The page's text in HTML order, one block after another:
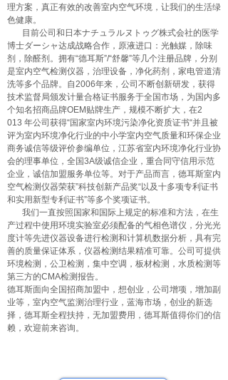
理方案，真正有效的改善室内空气环境，让我们的生活绿
色健康。
目前公司和日本ナチュラルヌトゥグ株式会社的医学
博士ダーシャ达成战略合作，原液进口：光触媒，除味
剂，除醛剂。拥有“德耳斯”/“舒馨”等几个注册品牌，分别
是室内空气检测仪器，治理设备，净化药剂，家电管道清
洗等多个品牌。自2006年来，公司不断创新研发，获得
技术监督局颁发计量合格证书服务于全国市场，为国内多
个知名招商品牌OEM贴牌生产，规模不断扩大，在2
013 年公司获得“国家室内环境污染净化资质证书“并且被
评为室内环境净化行业的中小学室内空气质量和环保企业
商务诚信等级评价参编单位，江苏省室内环境净化行业协
会的理事单位，全国3A级诚信企业，重合同守信用示范
企业，诚信加盟服务单位等。对于产品而言，德耳斯室内
空气检测仪器荣获”科技创新产品奖“以及十多项专利证书
和实用新型专利证书”等多个奖项证书。
我们一直按照国家和国际上规定的标准和方法，在生
产过程中使用环境实验室必须配备的气相色谱仪，分光光
度计等先进仪器设备进行检测和计算机数据分析，具有完
善的质量保证体系，仪器检测结果精准可靠。公司可提供
环境检测，公卫检测，集中空调，板材检测，水质检测等
第三方的CMA检测报告。
德耳斯面向全国招商加盟中，想创业，公司增项，增加副
业等，室内空气监测治理行业，蓝海市场，创业的新选
择，德耳斯全程扶持，无加盟费用，德耳斯值得你们的信
赖，欢迎前来咨询。